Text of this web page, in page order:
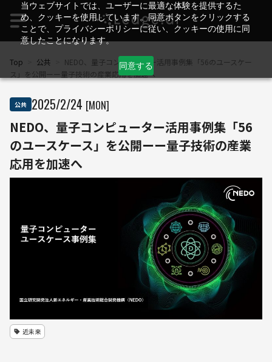
当ウェブサイトでは、ユーザーに最適な体験を提供するた
め、クッキーを使用しています。同意ボタンをクリックする
ことで、プライバシーポリシーに従い、クッキーの使用に同
意したことになります。
同意する
Top 公共
NEDO、量子コンピューター活用事例集「56のユースケー
ス」を公開ーー量子技術の産業応用を加速へ
公共 2025/2/24 [MON]
NEDO、量子コンピューター活用事例集「56
のユースケース」を公開ーー量子技術の産業
応用を加速へ
近未来